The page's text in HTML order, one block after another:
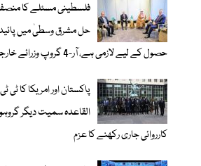
فلسطینی مسئلے کا
حل مشرق وسطیٰ میں
حصول کے لیے لازمی ہے، آر-4 گروپ وزرائے خارجہ
پاکستان اور امریکا کا ٹی
القاعدہ سمیت دیگر
کارروائی جاری رکھنے کا عزم